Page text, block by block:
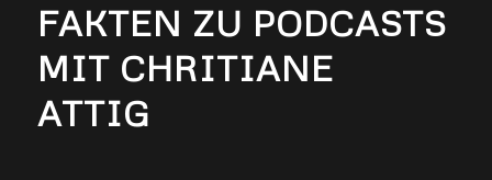
FAKTEN ZU PODCASTS
MIT CHRITIANE
ATTIG